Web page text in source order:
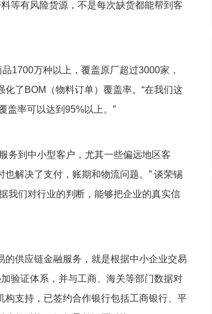
等有风险货源，不是每次缺货都能帮到客
1700万种以上，覆盖原厂超过3000家，
了BOM（物料订单）覆盖率。“在我们这
盖率可以达到95%以上。”
务到中小型客户，尤其一些偏远地区客
解决了支付，账期和物流问题。” 谈荣锡
我们对行业的判断，能够把企业的真实信
供应链金融服务，就是根据中小企业交易
验证体系，并与工商、海关等部门数据对
支持，已签约合作银行包括工商银行、平